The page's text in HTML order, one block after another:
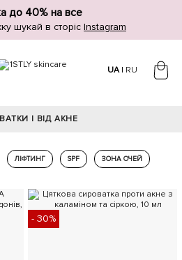
до 40% на все
шукай в сторіс Instagram
UA| RU
| ВІД АКНЕ
ЛІФТИНГ SPF ЗОНА ОЧЕЙ
- 30%